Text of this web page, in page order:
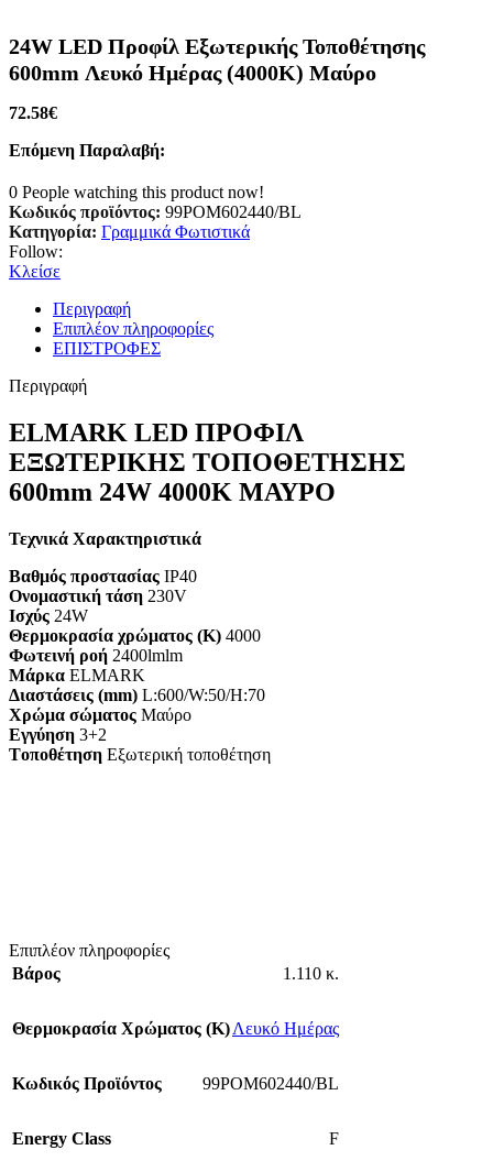
24W LED Προφίλ Εξωτερικής Τοποθέτησης
600mm Λευκό Ημέρας (4000K) Μαύρο
72.58€
Επόμενη Παραλαβή:
0 People watching this product now!
Κωδικός προϊόντος: 99POM602440/BL
Κατηγορία: Γραμμικά Φωτιστικά
Follow:
Κλείσε
Περιγραφή
Επιπλέον πληροφορίες
ΕΠΙΣΤΡΟΦΕΣ
Περιγραφή
ELMARK LED ΠΡΟΦΙΛ
ΕΞΩΤΕΡΙΚΗΣ ΤΟΠΟΘΕΤΗΣΗΣ
600mm 24W 4000K ΜΑΥΡΟ
Τεχνικά Χαρακτηριστικά
Βαθμός προστασίας IP40
Ονομαστική τάση 230V
Ισχύς 24W
Θερμοκρασία χρώματος (K) 4000
Φωτεινή ροή 2400lmlm
Μάρκα ELMARK
Διαστάσεις (mm) L:600/W:50/H:70
Χρώμα σώματος Μαύρο
Εγγύηση 3+2
Tοποθέτηση Εξωτερική τοποθέτηση
Επιπλέον πληροφορίες
Βάρος
1.110 κ.
Θερμοκρασία Χρώματος (Κ)Λευκό Ημέρας
Κωδικός Προϊόντος 99POM602440/BL
Energy Class F